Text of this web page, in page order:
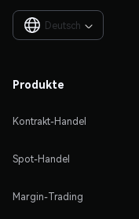
Deutsch 
Produkte
Kontrakt-Handel
Spot-Handel
Margin-Trading